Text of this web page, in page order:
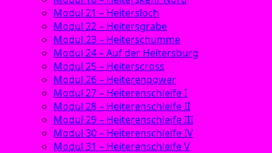
Modul 21 – Heitersloch
Modul 22 – Heitersgrabe
Modul 23 – Heiterschumme
Modul 24 – Auf der Heitersburg
Modul 25 – Heiterscross
Modul 26 – Heiterenpower
Modul 27 – Heiterenschleife I
Modul 28 – Heiterenschleife II
Modul 29 – Heiterenschleife III
Modul 30 – Heiterenschleife IV
Modul 31 – Heiterenschleife V